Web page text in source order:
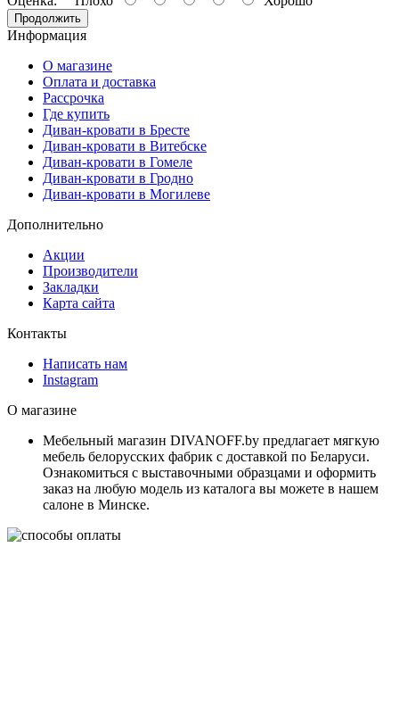
Продолжить
Информация
О магазине
Оплата и доставка
Рассрочка
Где купить
Диван-кровати в Бресте
Диван-кровати в Витебске
Диван-кровати в Гомеле
Диван-кровати в Гродно
Диван-кровати в Могилеве
Дополнительно
Акции
Производители
Закладки
Карта сайта
Контакты
Написать нам
Instagram
О магазине
Мебельный магазин DIVANOFF.by предлагает мягкую
мебель белорусских фабрик с доставкой по Беларуси.
Ознакомиться с выставочными образцами и оформить
заказ на любую модель из каталога вы можете в нашем
салоне в Минске.